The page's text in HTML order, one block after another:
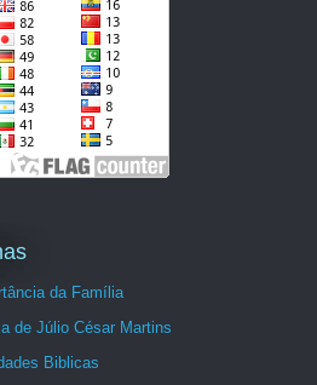
da Família
de Júlio César Martins
Biblicas